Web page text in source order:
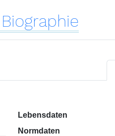
Biographie
Lebensdaten
Normdaten